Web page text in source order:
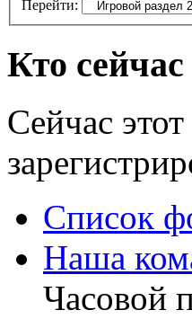
Перейти:
Кто
Сейчас
Список
Наша
Часовой